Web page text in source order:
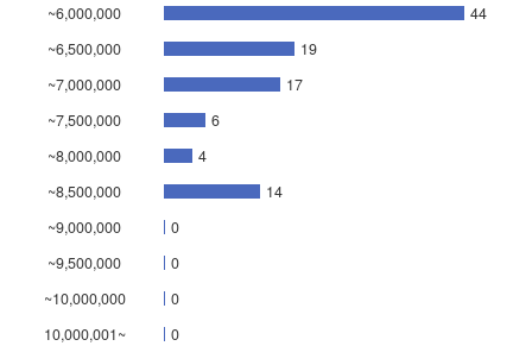
~6,000,000
44
~6,500,000
19
~7,000,000
17
~7,500,000
6
~8,000,000
4
~8,500,000
14
~9,000,000
0
~9,500,000
0
~10,000,000
0
10,000,001~
0